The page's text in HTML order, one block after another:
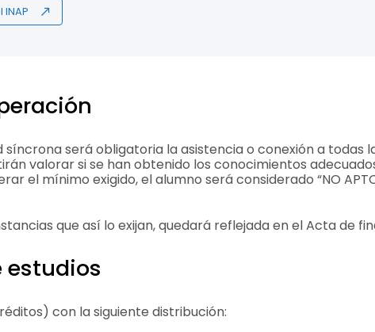
será obligatoria la asistencia o conexión a todas
valorar si se han obtenido los conocimientos
el mínimo exigido, el alumno será considerado “NO
que así lo exijan, quedará reflejada en el Acta de
estudios
con la siguiente distribución: